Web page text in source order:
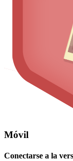
Móvil
Conectarse a la